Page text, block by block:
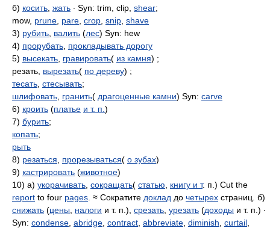
б) косить жать ∙ Syn: trim, clip, shear;
mow, prune pare crop snip shave
3) рубить валить (лес) Syn: hew
4) прорубать прокладывать дорогу
5) высекать гравировать( из камня) ;
резать, вырезать( по дереву) ;
тесать стесывать;
шлифовать гранить( драгоценные камни) Syn: carve
6) кроить (платье и т. п. )
7) бурить;
копать;
рыть
8) резаться прорезываться( о зубах)
9) кастрировать (животное)
10) а) укорачивать сокращать( статью книгу и т. п.) Cut the
report to four pages . ≈ Сократите доклад до четырех страниц. б)
снижать (цены налоги и т. п.), срезать урезать (доходы и т. п.) ∙
Syn: condense abridge contract abbreviate diminish curtail